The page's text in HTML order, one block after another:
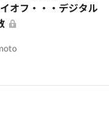
オフ・・・デジタル